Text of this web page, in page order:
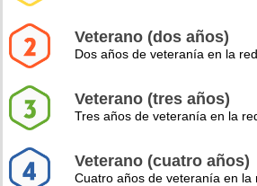
Veterano (dos años)
Dos años de veteranía en la
Veterano (tres años)
Tres años de veteranía en la
Veterano (cuatro años)
Cuatro años de veteranía en la